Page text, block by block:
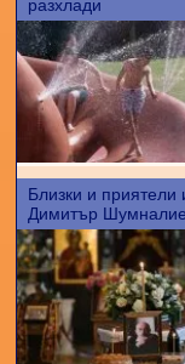
разхлади
Близки и приятели
Димитър